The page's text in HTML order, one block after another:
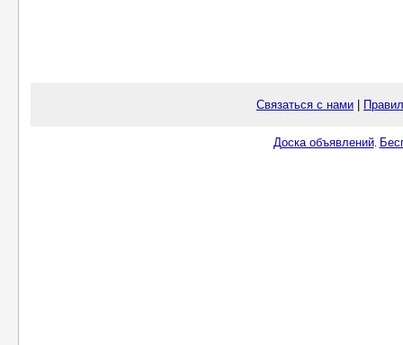
Связаться с нами
Доска объявлений.